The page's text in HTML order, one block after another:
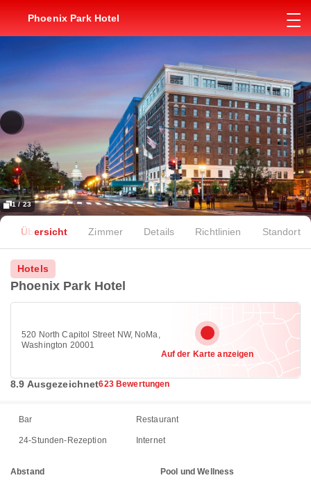
Phoenix Park Hotel
1 / 23
Übersicht Zimmer Details Richtlinien Standort
Hotels
Phoenix Park Hotel
520 North Capitol Street NW, NoMa,
Washington 20001
Auf der Karte anzeigen
8.9 Ausgezeichnet623 Bewertungen
Bar Restaurant
24-Stunden-Rezeption Internet
Abstand
Pool und Wellness